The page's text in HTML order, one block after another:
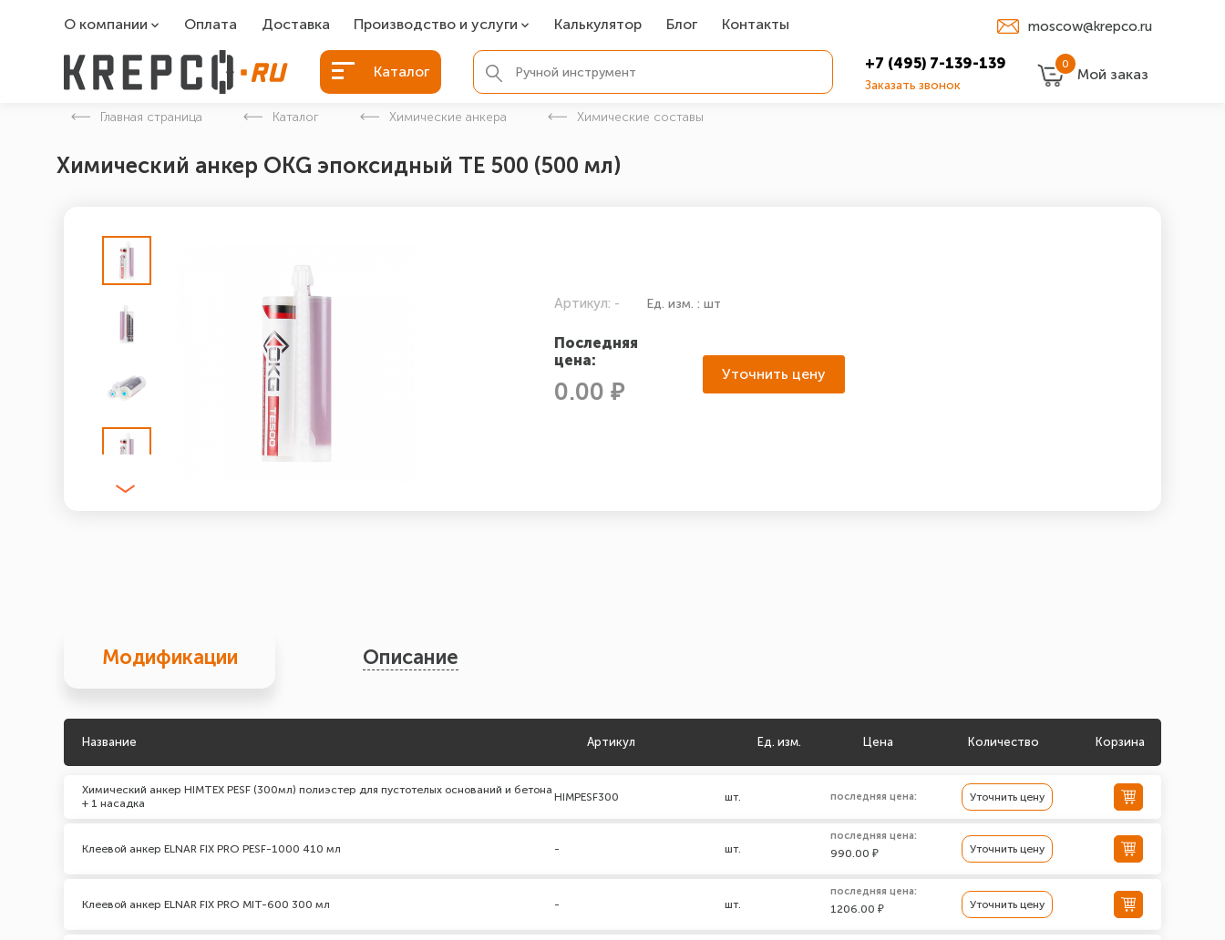
О компании
О компании
Оплата Доставка Производство и услуги
Болты БСР
Болты для фундамента
Закладные детали
Калькулятор Блог Контакты moscow@krepco.ru
Каталог +7 (495) 7-139-139
Заказать звонок
0
Мой заказ
Главная страница Каталог Химические анкера Химические составы
Химический анкер ОКG эпоксидный ТЕ 500 (500 мл)
Артикул: - Ед. изм. : шт
Последняя
цена:
0.00 ₽
Уточнить цену
Модификации Описание
Название Артикул Ед. изм. Цена Количество Корзина
Химический анкер HIMTEX PESF (300мл) полиэстер для пустотелых оснований и бетона
+ 1 насадка
HIMPESF300 шт. последняя цена: Уточнить цену
Клеевой анкер ELNAR FIX PRO PESF-1000 410 мл - шт.
последняя цена:
990.00 ₽ Уточнить цену
Клеевой анкер ELNAR FIX PRO MIT-600 300 мл - шт.
последняя цена:
1206.00 ₽ Уточнить цену